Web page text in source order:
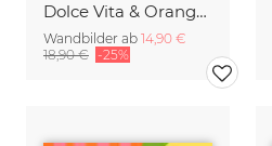
Dolce Vita & Orangen
Wandbilder ab 14,90 €
18,90 € -25%